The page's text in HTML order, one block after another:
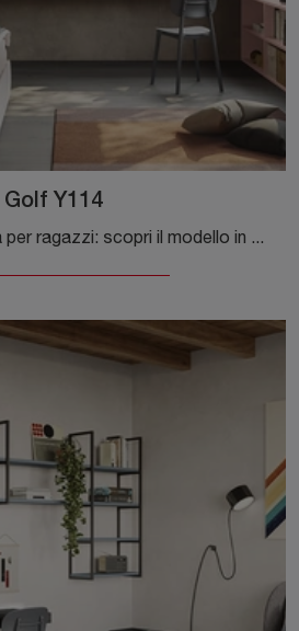
Golf Y114
Camerette su misura per ragazzi: scopri il modello in melaminico Golf Y114 di Colombini Casa per stanzette moderne.